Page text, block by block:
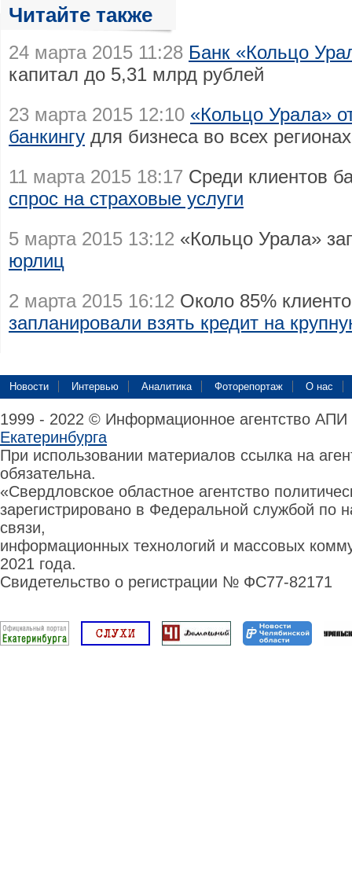
Читайте также
24 марта 2015 11:28 Банк «Кольцо
капитал до 5,31 млрд рублей
23 марта 2015 12:10 «Кольцо Урала»
банкингу для бизнеса во всех
11 марта 2015 18:17 Среди клиентов
спрос на страховые услуги
5 марта 2015 13:12 «Кольцо Урала»
юрлиц
2 марта 2015 16:12 Около 85%
запланировали взять кредит на
Новости Интервью Аналитика Фоторепортаж О нас
1999 - 2022 © Информационное агентство
Екатеринбурга
При использовании материалов ссылка на
обязательна.
«Свердловское областное агентство
зарегистрировано в Федеральной службой по
связи,
информационных технологий и массовых
2021 года.
Свидетельство о регистрации № ФС77-82171